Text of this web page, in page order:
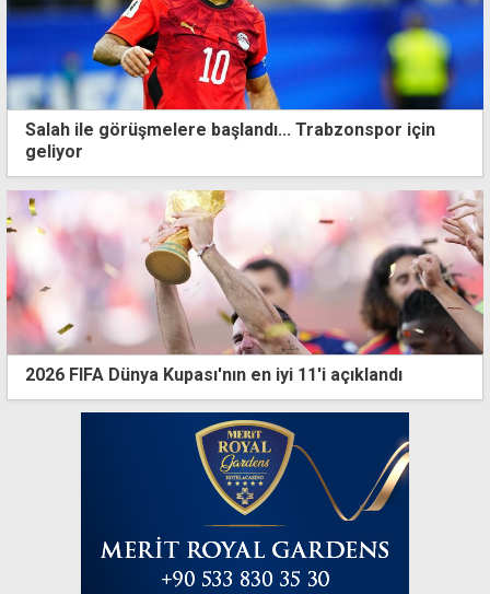
Salah ile görüşmelere başlandı... Trabzonspor için
geliyor
2026 FIFA Dünya Kupası'nın en iyi 11'i açıklandı